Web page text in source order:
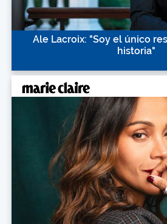
Ale Lacroix: "Soy el único
historia"